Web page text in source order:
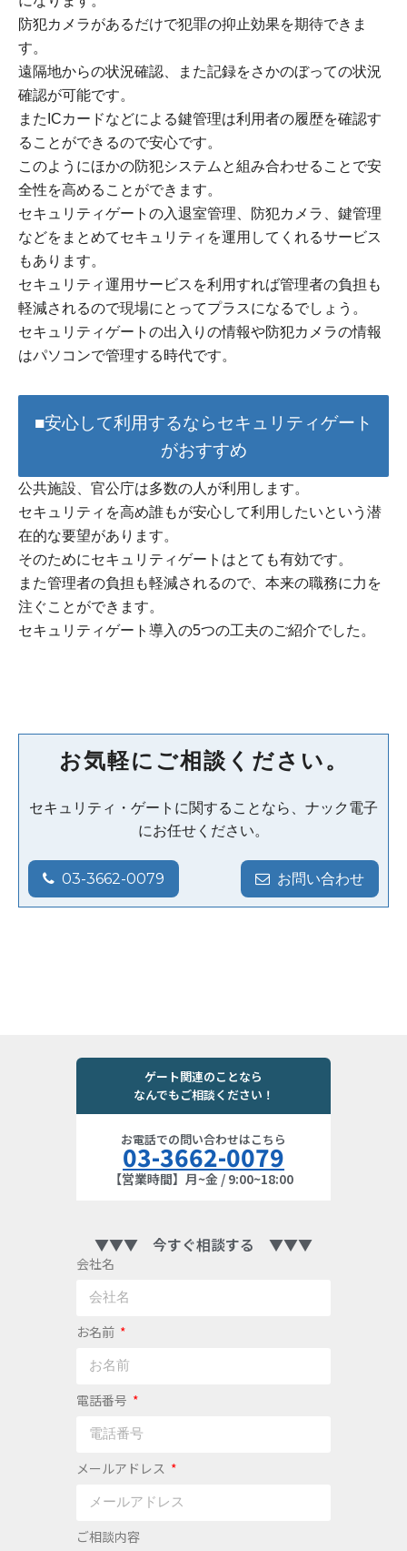
防犯カメラがあるだけで犯罪の抑止効果を期待できま
す。
遠隔地からの状況確認、また記録をさかのぼっての状況
確認が可能です。
またICカードなどによる鍵管理は利用者の履歴を確認す
ることができるので安心です。
このようにほかの防犯システムと組み合わせることで安
全性を高めることができます。
セキュリティゲートの入退室管理、防犯カメラ、鍵管理
などをまとめてセキュリティを運用してくれるサービス
もあります。
セキュリティ運用サービスを利用すれば管理者の負担も
軽減されるので現場にとってプラスになるでしょう。
セキュリティゲートの出入りの情報や防犯カメラの情報
はパソコンで管理する時代です。
■安心して利用するならセキュリティゲート
がおすすめ
公共施設、官公庁は多数の人が利用します。
セキュリティを高め誰もが安心して利用したいという潜
在的な要望があります。
そのためにセキュリティゲートはとても有効です。
また管理者の負担も軽減されるので、本来の職務に力を
注ぐことができます。
セキュリティゲート導入の5つの工夫のご紹介でした。
お気軽にご相談ください。
セキュリティ・ゲートに関することなら、ナック電子
にお任せください。
03-3662-0079 お問い合わせ
ゲート関連のことなら
なんでもご相談ください！
お電話での問い合わせはこちら
03-3662-0079
【営業時間】月~金 / 9:00~18:00
▼▼▼ 今すぐ相談する ▼▼▼
会社名
お名前
電話番号
メールアドレス
ご相談内容